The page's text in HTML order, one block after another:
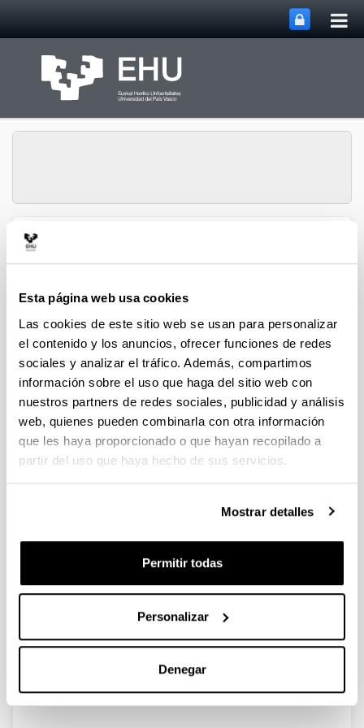
Esta página web usa cookies
Las cookies de este sitio web se usan para personalizar
el contenido y los anuncios, ofrecer funciones de redes
sociales y analizar el tráfico. Además, compartimos
información sobre el uso que haga del sitio web con
nuestros partners de redes sociales, publicidad y análisis
web, quienes pueden combinarla con otra información
que les haya proporcionado o que hayan recopilado a
partir del uso que haya hecho de sus servicios.
Mostrar detalles
Permitir todas
Personalizar
Denegar
Biography & Parliament
MenúAbrir/cerrar
Tesis Doctorales finalizadas
2021-2030
La storia, lo stato dell´arte e le
prospettive del "giardino svelato"
sul mare di Palermo
Año:
UPV/EHU
Personas encargadas de la dirección:
Esteban Anchústegui Igartua
Doctorado internacional